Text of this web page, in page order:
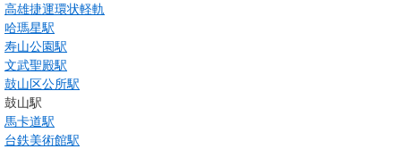
高雄捷運環状軽軌
哈瑪星駅
寿山公園駅
文武聖殿駅
鼓山区公所駅
鼓山駅
馬卡道駅
台鉄美術館駅